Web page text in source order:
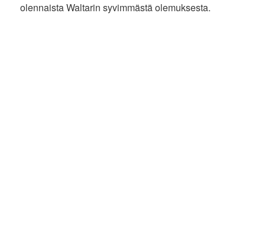
olennaista Waltarin syvimmästä olemuksesta.